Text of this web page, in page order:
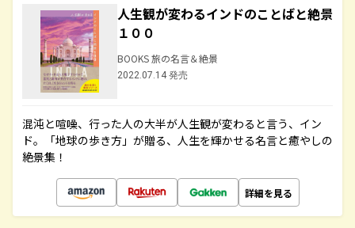
人生観が変わるインドのことばと絶景
１００
BOOKS 旅の名言＆絶景
2022.07.14 発売
混沌と喧噪、行った人の大半が人生観が変わると言う、イン
ド。「地球の歩き方」が贈る、人生を輝かせる名言と癒やしの
絶景集！
詳細を見る